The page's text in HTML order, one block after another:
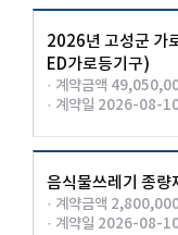
2026년 고성군 가
ED가로등기구)
· 계약금액
· 계약일 2026-08-
음식물쓰레기 종량
· 계약금액
· 계약일 2026-08-